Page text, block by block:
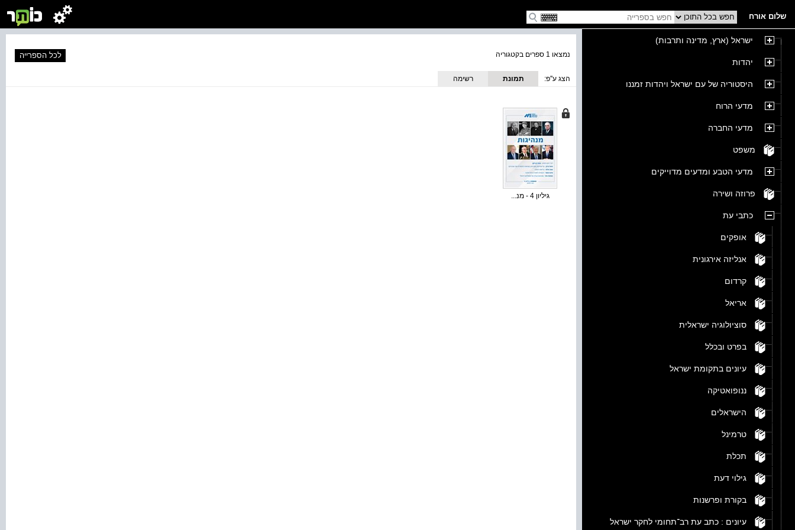
שלום אורח
ישראל (ארץ, מדינה ותרבות)
יהדות
היסטוריה של עם ישראל ויהדות זמננו
מדעי הרוח
מדעי החברה
משפט
מדעי הטבע ומדעים מדוייקים
פרוזה ושירה
כתבי עת
אופקים
אנליזה אירגונית
קרדום
אריאל
סוציולוגיה ישראלית
בפרט ובכלל
עיונים בתקומת ישראל
ננופואטיקה
הישראלים
טרמינל
תכלת
גילוי דעת
בקורת ופרשנות
עיונים : כתב עת רב־תחומי לחקר ישראל
נמצאו 1 ספרים בקטגוריה לכל הספרייה
הצג ע''פ:
תמונת
רשימה
גיליון 4 - מנ...